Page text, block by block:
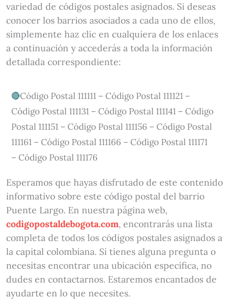
variedad de códigos postales asignados. Si deseas
conocer los barrios asociados a cada uno de ellos,
simplemente haz clic en cualquiera de los enlaces
a continuación y accederás a toda la información
detallada correspondiente:
Código Postal 111111 – Código Postal 111121 –
Código Postal 111131 – Código Postal 111141 – Código
Postal 111151 – Código Postal 111156 – Código Postal
111161 – Código Postal 111166 – Código Postal 111171
– Código Postal 111176
Esperamos que hayas disfrutado de este contenido
informativo sobre este código postal del barrio
Puente Largo. En nuestra página web,
codigopostaldebogota.com, encontrarás una lista
completa de todos los códigos postales asignados a
la capital colombiana. Si tienes alguna pregunta o
necesitas encontrar una ubicación específica, no
dudes en contactarnos. Estaremos encantados de
ayudarte en lo que necesites.